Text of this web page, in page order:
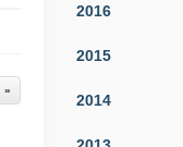
2016
2015
2014